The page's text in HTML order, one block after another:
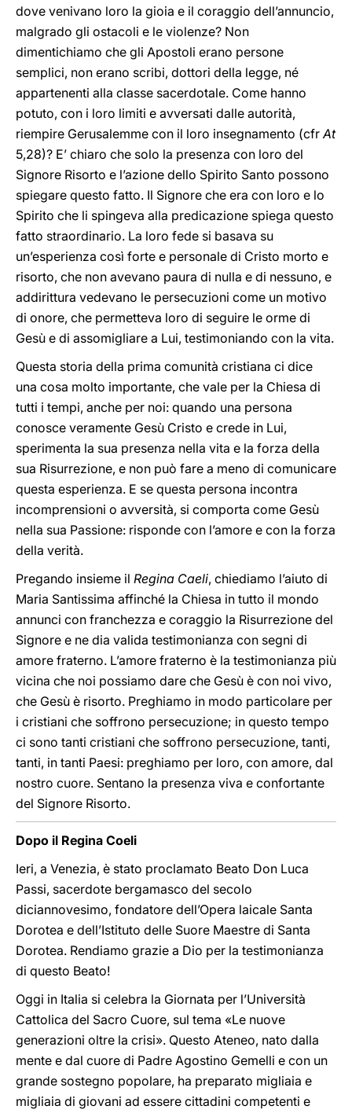
dove venivano loro la gioia e il coraggio dell’annuncio,
malgrado gli ostacoli e le violenze? Non
dimentichiamo che gli Apostoli erano persone
semplici, non erano scribi, dottori della legge, né
appartenenti alla classe sacerdotale. Come hanno
potuto, con i loro limiti e avversati dalle autorità,
riempire Gerusalemme con il loro insegnamento (cfrAt
5,28)? E’ chiaro che solo la presenza con loro del
Signore Risorto e l’azione dello Spirito Santo possono
spiegare questo fatto. Il Signore che era con loro e lo
Spirito che li spingeva alla predicazione spiega questo
fatto straordinario. La loro fede si basava su
un’esperienza così forte e personale di Cristo morto e
risorto, che non avevano paura di nulla e di nessuno, e
addirittura vedevano le persecuzioni come un motivo
di onore, che permetteva loro di seguire le orme di
Gesù e di assomigliare a Lui, testimoniando con la vita.
Questa storia della prima comunità cristiana ci dice
una cosa molto importante, che vale per la Chiesa di
tutti i tempi, anche per noi: quando una persona
conosce veramente Gesù Cristo e crede in Lui,
sperimenta la sua presenza nella vita e la forza della
sua Risurrezione, e non può fare a meno di comunicare
questa esperienza. E se questa persona incontra
incomprensioni o avversità, si comporta come Gesù
nella sua Passione: risponde con l’amore e con la forza
della verità.
Pregando insieme il Regina Caeli, chiediamo l’aiuto di
Maria Santissima affinché la Chiesa in tutto il mondo
annunci con franchezza e coraggio la Risurrezione del
Signore e ne dia valida testimonianza con segni di
amore fraterno. L’amore fraterno è la testimonianza più
vicina che noi possiamo dare che Gesù è con noi vivo,
che Gesù è risorto. Preghiamo in modo particolare per
i cristiani che soffrono persecuzione; in questo tempo
ci sono tanti cristiani che soffrono persecuzione, tanti,
tanti, in tanti Paesi: preghiamo per loro, con amore, dal
nostro cuore. Sentano la presenza viva e confortante
del Signore Risorto.
Dopo il Regina Coeli
Ieri, a Venezia, è stato proclamato Beato Don Luca
Passi, sacerdote bergamasco del secolo
diciannovesimo, fondatore dell’Opera laicale Santa
Dorotea e dell’Istituto delle Suore Maestre di Santa
Dorotea. Rendiamo grazie a Dio per la testimonianza
di questo Beato!
Oggi in Italia si celebra la Giornata per l’Università
Cattolica del Sacro Cuore, sul tema «Le nuove
generazioni oltre la crisi». Questo Ateneo, nato dalla
mente e dal cuore di Padre Agostino Gemelli e con un
grande sostegno popolare, ha preparato migliaia e
migliaia di giovani ad essere cittadini competenti e